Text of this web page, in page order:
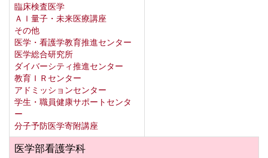
臨床検査医学
ＡＩ量子・未来医療講座
その他
医学・看護学教育推進センター
医学総合研究所
ダイバーシティ推進センター
教育ＩＲセンター
アドミッションセンター
学生・職員健康サポートセンタ
ー
分子予防医学寄附講座
医学部看護学科